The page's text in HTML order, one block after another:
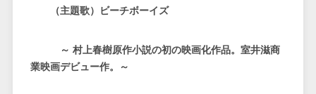
（主題歌）ビーチボーイズ
～ 村上春樹原作小説の初の映画化作品。室井滋商
業映画デビュー作。～